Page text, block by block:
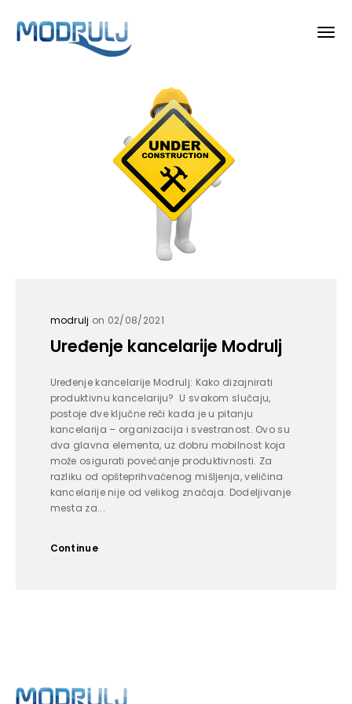
modrulj on 02/08/2021
Uređenje kancelarije Modrulj
Uređenje kancelarije Modrulj: Kako dizajnirati
produktivnu kancelariju? U svakom slučaju,
postoje dve ključne reči kada je u pitanju
kancelarija – organizacija i svestranost. Ovo su
dva glavna elementa, uz dobru mobilnost koja
može osigurati povećanje produktivnosti. Za
razliku od opšteprihvaćenog mišljenja, veličina
kancelarije nije od velikog značaja. Dodeljivanje
mesta za...
Continue